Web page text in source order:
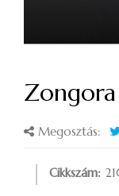
Megosztás:
Cikkszám: